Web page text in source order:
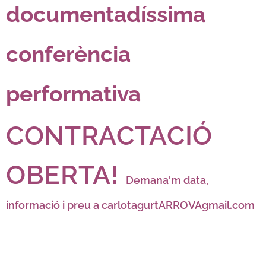
documentadíssima
conferència
performativa
CONTRACTACIÓ
OBERTA!
Demana'm data,
informació i preu a carlotagurtARROVAgmail.com